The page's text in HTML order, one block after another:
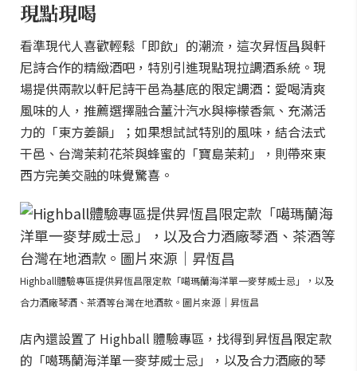
現點現喝
看準現代人喜歡輕鬆「即飲」的潮流，這次昇恆昌與軒
尼詩合作的精緻酒吧，特別引進現點現拉調酒系統。現
場提供兩款以軒尼詩干邑為基底的限定調酒：愛喝清爽
風味的人，推薦選擇融合薑汁汽水與檸檬香氣、充滿活
力的「東方姜韻」；如果想試試特別的風味，結合法式
干邑、台灣茉莉花茶與蜂蜜的「寶島茉莉」，則帶來東
西方完美交融的味覺驚喜。
Highball體驗專區提供昇恆昌限定款「噶瑪蘭海洋單一麥芽威士忌」，以及
合力酒廠琴酒、茶酒等台灣在地酒款。圖片來源｜昇恆昌
店內還設置了 Highball 體驗專區，找得到昇恆昌限定款
的「噶瑪蘭海洋單一麥芽威士忌」，以及合力酒廠的琴